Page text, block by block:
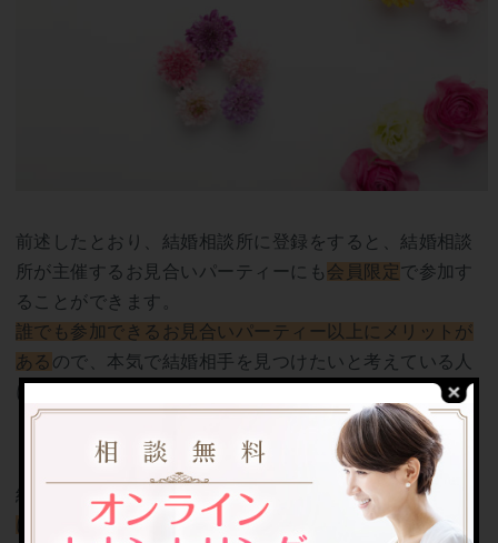
前述したとおり、結婚相談所に登録をすると、結婚相談
所が主催するお見合いパーティーにも 会員限定で参加す
ることができます。
誰でも参加できるお見合いパーティー以上にメリットが
ある ので、本気で結婚相手を見つけたいと考えている人
にはおすすめの婚活方法です。
「結婚」を目的としている人が参加する
結婚相談所主催のお見合いパーティーには、
結婚相談所
に登録をしている会員のみ
が参加できるお見合いパーテ